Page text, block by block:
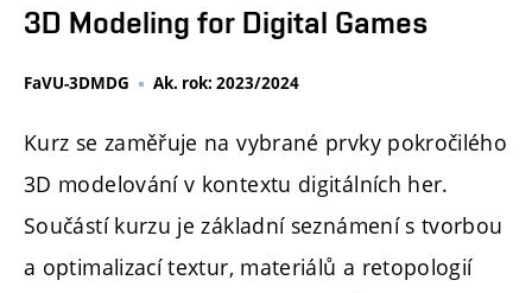
3D Modeling for Digital Games
FaVU-3DMDG Ak. rok: 2023/2024
Kurz se zaměřuje na vybrané prvky pokročilého
3D modelování v kontextu digitálních her.
Součástí kurzu je základní seznámení s tvorbou
a optimalizací textur, materiálů a retopologií